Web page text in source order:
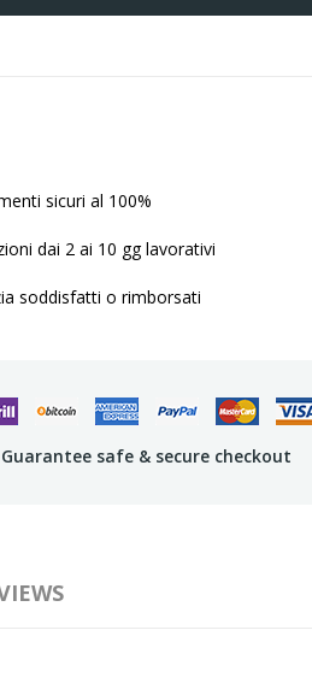
sicuri al 100%
dai 2 ai 10 gg lavorativi
soddisfatti o rimborsati
Guarantee safe & secure checkout